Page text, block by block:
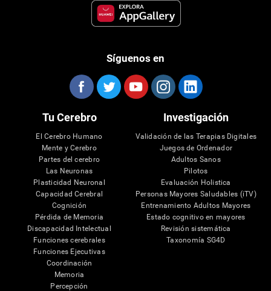
Síguenos en
Tu Cerebro
El Cerebro Humano
Mente y Cerebro
Partes del cerebro
Las Neuronas
Plasticidad Neuronal
Capacidad Cerebral
Cognición
Pérdida de Memoria
Discapacidad Intelectual
Funciones cerebrales
Funciones Ejecutivas
Coordinación
Memoria
Percepción
Investigación
Validación de las Terapias Digitales
Juegos de Ordenador
Adultos Sanos
Pilotos
Evaluación Holistica
Personas Mayores Saludables (iTV)
Entrenamiento Adultos Mayores
Estado cognitivo en mayores
Revisión sistemática
Taxonomía SG4D